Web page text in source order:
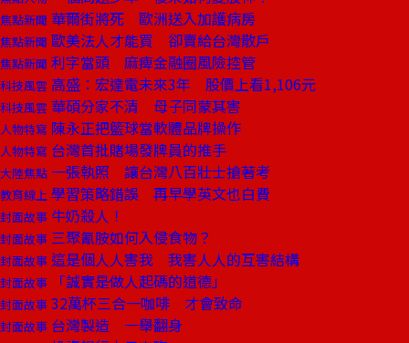
焦點新聞 華爾街將死 歐洲送入加護病房
焦點新聞 歐美法人才能買 卻賣給台灣散戶
焦點新聞 利字當頭 麻痺金融圈風險控管
科技風雲 高盛：宏達電未來3年 股價上看1,106元
科技風雲 華碩分家不清 母子同蒙其害
人物特寫 陳永正把籃球當軟體品牌操作
人物特寫 台灣首批賭場發牌員的推手
大陸焦點 一張執照 讓台灣八百壯士搶著考
教育線上 學習策略錯誤 再早學英文也白費
封面故事 牛奶殺人！
封面故事 三聚氰胺如何入侵食物？
封面故事 這是個人人害我 我害人人的互害結構
封面故事 「誠實是做人起碼的道德」
封面故事 32萬杯三合一咖啡 才會致命
封面故事 台灣製造 一舉翻身